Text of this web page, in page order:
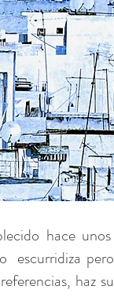
hace unos
escurridiza pero
haz su